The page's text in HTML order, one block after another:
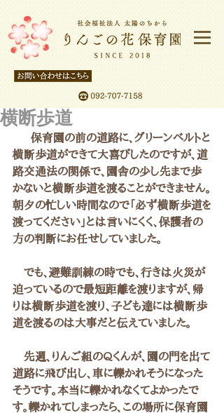
横断歩道
横断歩道ができて大喜びしたのですが、道
路交通法の関係で、園舎の少し先まで歩
かないと横断歩道を渡ることができません。
朝夕の忙しい時間なので「必ず横断歩道を
渡ってください」とは言いにくく、保護者の
方の判断にお任せしていました。
でも、避難訓練の時でも、行きは火災が
迫っているので最短距離を渡りますが、帰
りは横断歩道を渡り、子ども達には横断歩
道を渡るのは大事だと伝えていました。
先週、りんご組のQくんが、園の門を出て
道路に飛び出し、車に轢かれそうになった
そうです。本当に轢かれなくてよかったで
す。轢かれてしまったら、この場所に保育園